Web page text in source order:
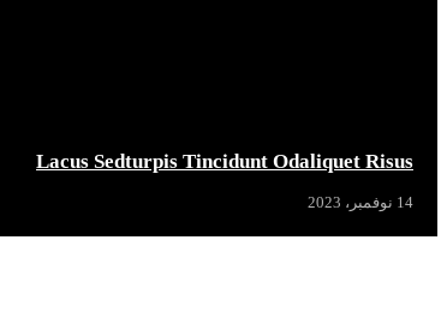
Lacus Sedturpis Tincidunt Odaliquet Risus
14 نوفمبر، 2023